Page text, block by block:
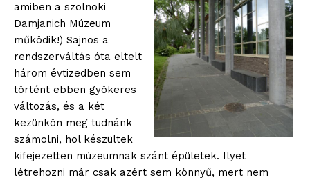
amiben a szolnoki
Damjanich Múzeum
működik!) Sajnos a
rendszerváltás óta eltelt
három évtizedben sem
történt ebben gyökeres
változás, és a két
kezünkön meg tudnánk
számolni, hol készültek
kifejezetten múzeumnak szánt épületek. Ilyet
létrehozni már csak azért sem könnyű, mert nem